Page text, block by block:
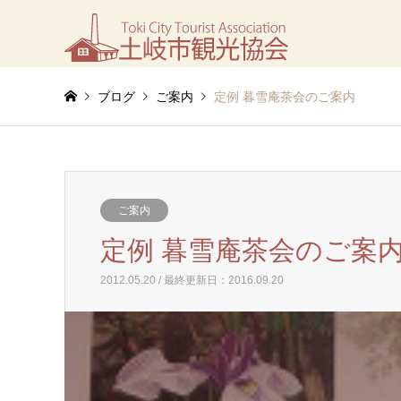
ブログ ご案内 定例 暮雪庵茶会のご案内
ご案内
定例 暮雪庵茶会のご案
2012.05.20 / 最終更新日：2016.09.20